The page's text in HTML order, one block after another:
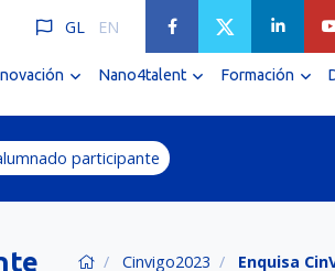
GL EN
Nano4talent Formación
participante
Cinvigo2023 Enquisa